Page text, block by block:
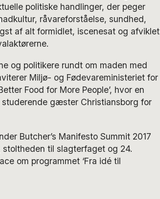
politiske handlinger, der peger
råvareforståelse, sundhed,
af alt formidlet, iscenesat og afviklet
og politikere rundt om maden med
Miljø- og Fødevareministeriet for
Food for More People’, hvor en
gæster Christiansborg for
Butcher’s Manifesto Summit 2017
til slagterfaget og 24.
om programmet ‘Fra idé til